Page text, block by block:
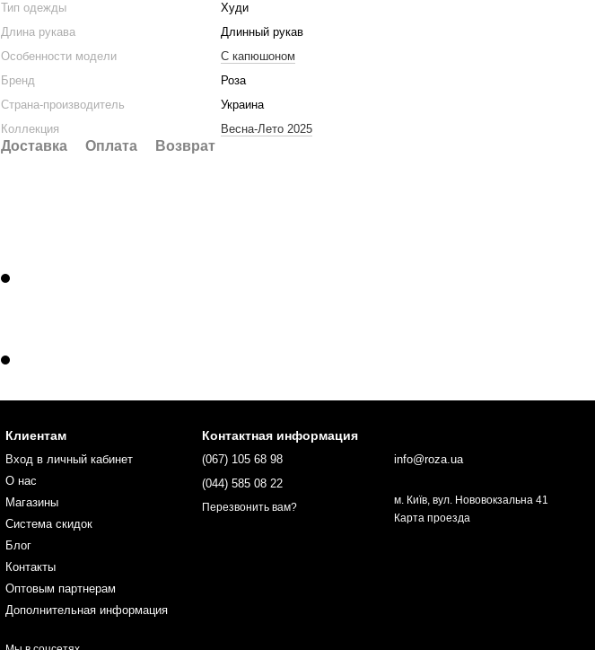
Тип одежды
Худи
Длина рукава
Длинный рукав
Особенности модели
С капюшоном
Бренд
Роза
Страна-производитель
Украина
Коллекция
Весна-Лето 2025
Доставка Оплата Возврат
Клиентам
Вход в личный кабинет
О нас
Магазины
Система скидок
Блог
Контакты
Оптовым партнерам
Дополнительная информация
Контактная информация
(067) 105 68 98
(044) 585 08 22
Перезвонить вам?
info@roza.ua
м. Київ, вул. Нововокзальна 41
Карта проезда